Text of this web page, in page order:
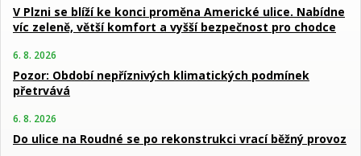
V Plzni se blíží ke konci proměna Americké ulice. Nabídne
víc zeleně, větší komfort a vyšší bezpečnost pro chodce
6. 8. 2026
Pozor: Období nepříznivých klimatických podmínek
přetrvává
6. 8. 2026
Do ulice na Roudné se po rekonstrukci vrací běžný provoz